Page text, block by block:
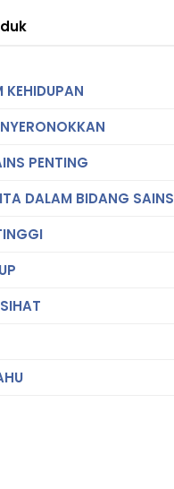
KEHIDUPAN
PENTING
DALAM BIDANG SAINS